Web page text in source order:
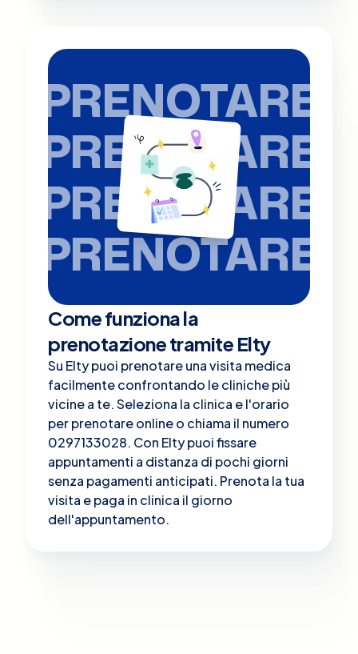
PRENOTARE
PRENOTARE
PRENOTARE
PRENOTARE
Come funziona la
prenotazione tramite Elty
Su Elty puoi prenotare una visita medica
facilmente confrontando le cliniche più
vicine a te. Seleziona la clinica e l'orario
per prenotare online o chiama il numero
0297133028. Con Elty puoi fissare
appuntamenti a distanza di pochi giorni
senza pagamenti anticipati. Prenota la tua
visita e paga in clinica il giorno
dell'appuntamento.